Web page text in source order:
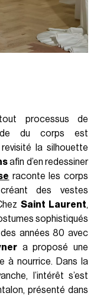
processus de
du corps est
la silhouette
afin d’en redessiner
raconte les corps
des vestes
Saint Laurent,
sophistiqués
années 80 avec
a proposé une
à nourrice. Dans la
l’intérêt s’est
présenté dans